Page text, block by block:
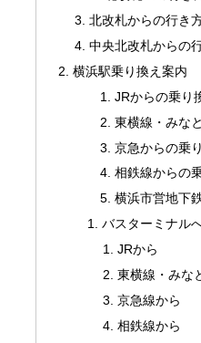
北改札からの行き
中央北改札からの
横浜駅乗り換え案内
JRからの乗り
東横線・みな
京急からの乗
相鉄線からの
横浜市営地下
バスターミナル
JRから
東横線・みな
京急線から
相鉄線から